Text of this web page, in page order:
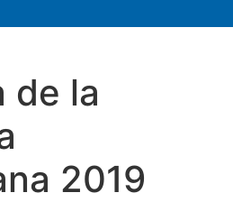
de la
2019